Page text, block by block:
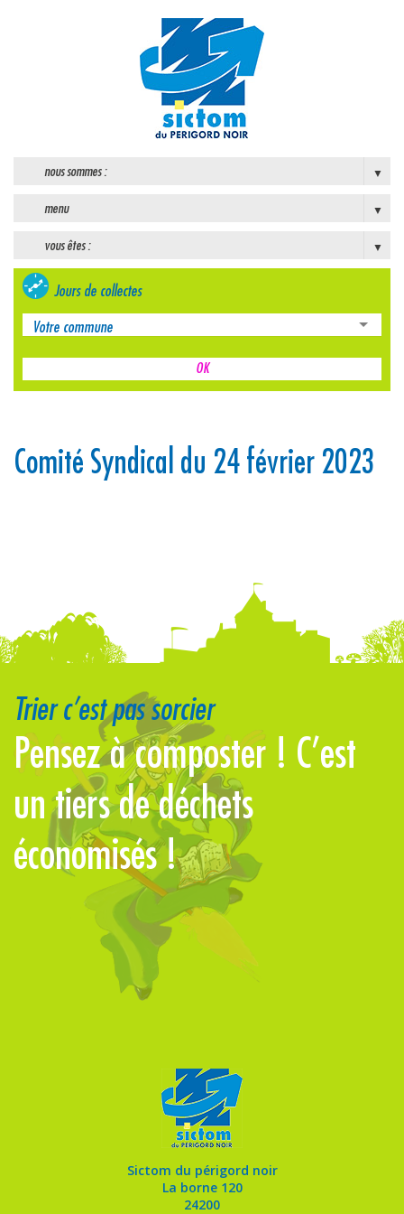
nous sommes :
menu
vous êtes :
Jours de collectes
Comité Syndical du 24 février 2023
Trier c’est pas sorcier
Pensez à composter ! C’est
un tiers de déchets
économisés !
Sictom du périgord noir
La borne 120
24200